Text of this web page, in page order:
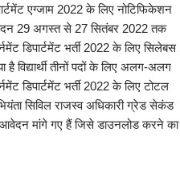
एग्जाम 2022 के लिए नोटिफिकेशन
29 अगस्त से 27 सितंबर 2022 तक
डिपार्टमेंट भर्ती 2022 के लिए सिलेबस
विद्यार्थी तीनों पदों के लिए अलग-अलग
डिपार्टमेंट भर्ती 2022 के लिए टोटल
सिविल राजस्व अधिकारी ग्रेड सेकंड
मांगे गए हैं जिसे डाउनलोड करने का